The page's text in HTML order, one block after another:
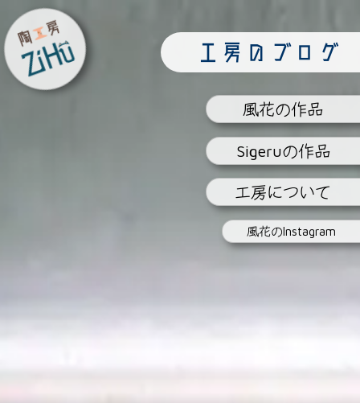
陶工房
ZiHu 工房のブログ
風花の作品
Sigeruの作品
工房について
風花のInstagram